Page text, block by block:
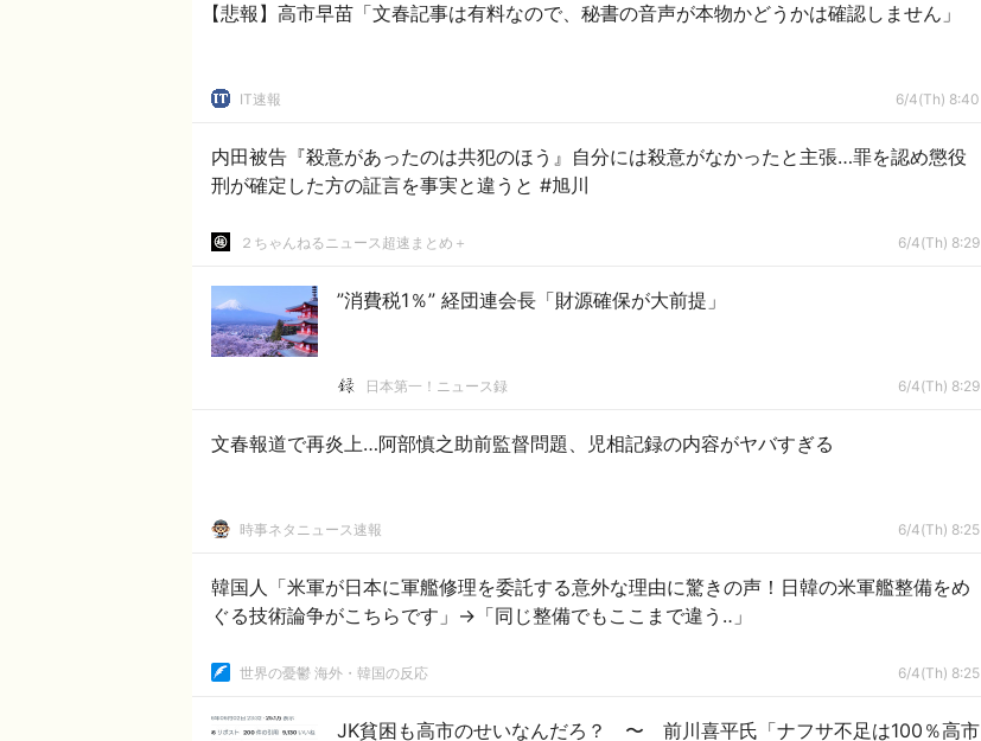
【悲報】高市早苗「文春記事は有料なので、秘書の音声が本物かどうかは確認しません」
IT速報 6/4(Th) 8:40
内田被告『殺意があったのは共犯のほう』自分には殺意がなかったと主張…罪を認め懲役
刑が確定した方の証言を事実と違うと #旭川
２ちゃんねるニュース超速まとめ＋ 6/4(Th) 8:29
”消費税1％” 経団連会長「財源確保が大前提」
日本第一！ニュース録 6/4(Th) 8:29
文春報道で再炎上…阿部慎之助前監督問題、児相記録の内容がヤバすぎる
時事ネタニュース速報 6/4(Th) 8:25
韓国人「米軍が日本に軍艦修理を委託する意外な理由に驚きの声！日韓の米軍艦整備をめ
ぐる技術論争がこちらです」→「同じ整備でもここまで違う‥」
世界の憂鬱 海外・韓国の反応 6/4(Th) 8:25
JK貧困も高市のせいなんだろ？ 〜 前川喜平氏「ナフサ不足は100％高市